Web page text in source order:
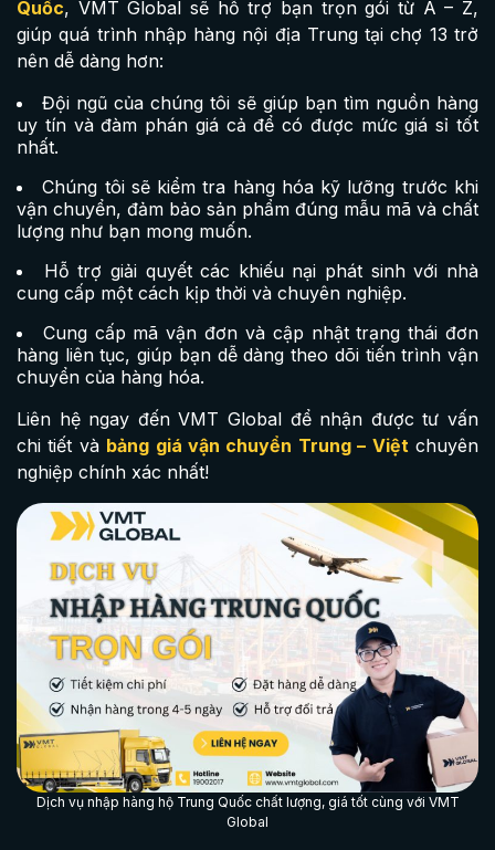
Quốc, VMT Global sẽ hỗ trợ bạn trọn gói từ A – Z,
giúp quá trình nhập hàng nội địa Trung tại chợ 13 trở
nên dễ dàng hơn:
Đội ngũ của chúng tôi sẽ giúp bạn tìm nguồn hàng
uy tín và đàm phán giá cả để có được mức giá sỉ tốt
nhất.
Chúng tôi sẽ kiểm tra hàng hóa kỹ lưỡng trước khi
vận chuyển, đảm bảo sản phẩm đúng mẫu mã và chất
lượng như bạn mong muốn.
Hỗ trợ giải quyết các khiếu nại phát sinh với nhà
cung cấp một cách kịp thời và chuyên nghiệp.
Cung cấp mã vận đơn và cập nhật trạng thái đơn
hàng liên tục, giúp bạn dễ dàng theo dõi tiến trình vận
chuyển của hàng hóa.
Liên hệ ngay đến VMT Global để nhận được tư vấn
chi tiết và bảng giá vận chuyển Trung – Việtchuyên
nghiệp chính xác nhất!
Dịch vụ nhập hàng hộ Trung Quốc chất lượng, giá tốt cùng với VMT
Global